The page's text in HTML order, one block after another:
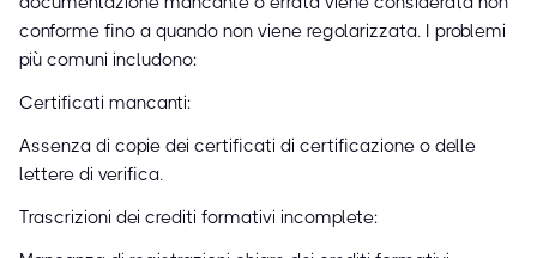
conforme fino a quando non viene regolarizzata. I problemi
più comuni includono:
Certificati mancanti:
Assenza di copie dei certificati di certificazione o delle
lettere di verifica.
Trascrizioni dei crediti formativi incomplete: